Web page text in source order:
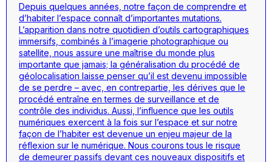
Depuis quelques années, notre façon de comprendre et
d’habiter l’espace connaît d’importantes mutations.
L’apparition dans notre quotidien d’outils cartographiques
immersifs, combinés à l’imagerie photographique ou
satellite, nous assure une maîtrise du monde plus
importante que jamais; la généralisation du procédé de
géolocalisation laisse penser qu’il est devenu impossible
de se perdre – avec, en contrepartie, les dérives que le
procédé entraîne en termes de surveillance et de
contrôle des individus. Aussi, l’influence que les outils
numériques exercent à la fois sur l’espace et sur notre
façon de l’habiter est devenue un enjeu majeur de la
réflexion sur le numérique. Nous courons tous le risque
de demeurer passifs devant ces nouveaux dispositifs et